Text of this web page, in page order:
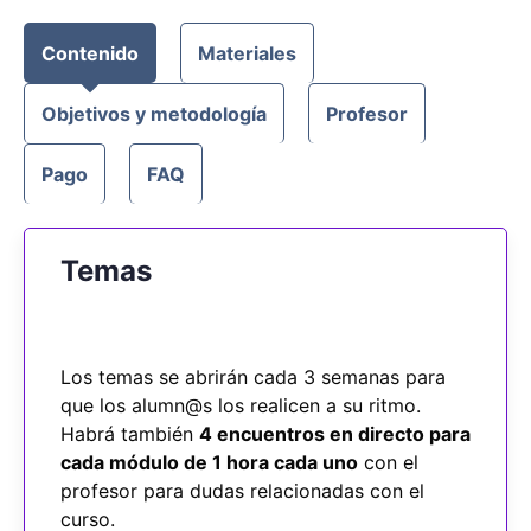
Contenido Materiales
Objetivos y metodología Profesor
Pago FAQ
Temas
Los temas se abrirán cada 3 semanas para
que los alumn@s los realicen a su ritmo.
Habrá también 4 encuentros en directo para
cada módulo de 1 hora cada uno con el
profesor para dudas relacionadas con el
curso.